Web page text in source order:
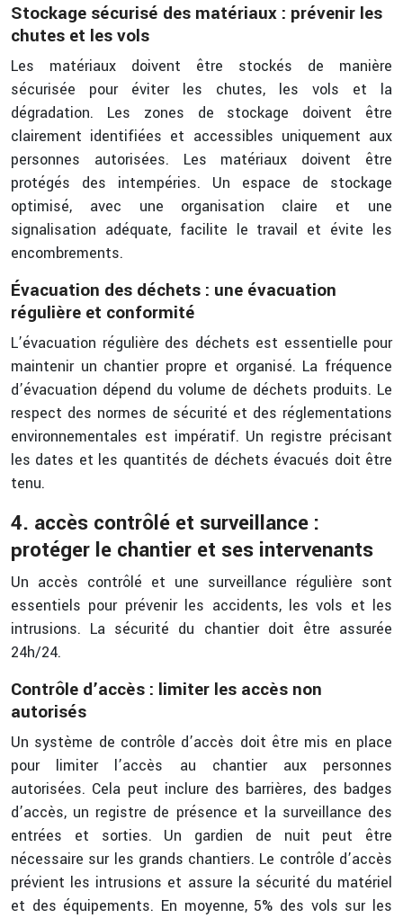
Stockage sécurisé des matériaux : prévenir les
chutes et les vols
Les matériaux doivent être stockés de manière
sécurisée pour éviter les chutes, les vols et la
dégradation. Les zones de stockage doivent être
clairement identifiées et accessibles uniquement aux
personnes autorisées. Les matériaux doivent être
protégés des intempéries. Un espace de stockage
optimisé, avec une organisation claire et une
signalisation adéquate, facilite le travail et évite les
encombrements.
Évacuation des déchets : une évacuation
régulière et conformité
L’évacuation régulière des déchets est essentielle pour
maintenir un chantier propre et organisé. La fréquence
d’évacuation dépend du volume de déchets produits. Le
respect des normes de sécurité et des réglementations
environnementales est impératif. Un registre précisant
les dates et les quantités de déchets évacués doit être
tenu.
4. accès contrôlé et surveillance :
protéger le chantier et ses intervenants
Un accès contrôlé et une surveillance régulière sont
essentiels pour prévenir les accidents, les vols et les
intrusions. La sécurité du chantier doit être assurée
24h/24.
Contrôle d’accès : limiter les accès non
autorisés
Un système de contrôle d’accès doit être mis en place
pour limiter l’accès au chantier aux personnes
autorisées. Cela peut inclure des barrières, des badges
d’accès, un registre de présence et la surveillance des
entrées et sorties. Un gardien de nuit peut être
nécessaire sur les grands chantiers. Le contrôle d’accès
prévient les intrusions et assure la sécurité du matériel
et des équipements. En moyenne, 5% des vols sur les